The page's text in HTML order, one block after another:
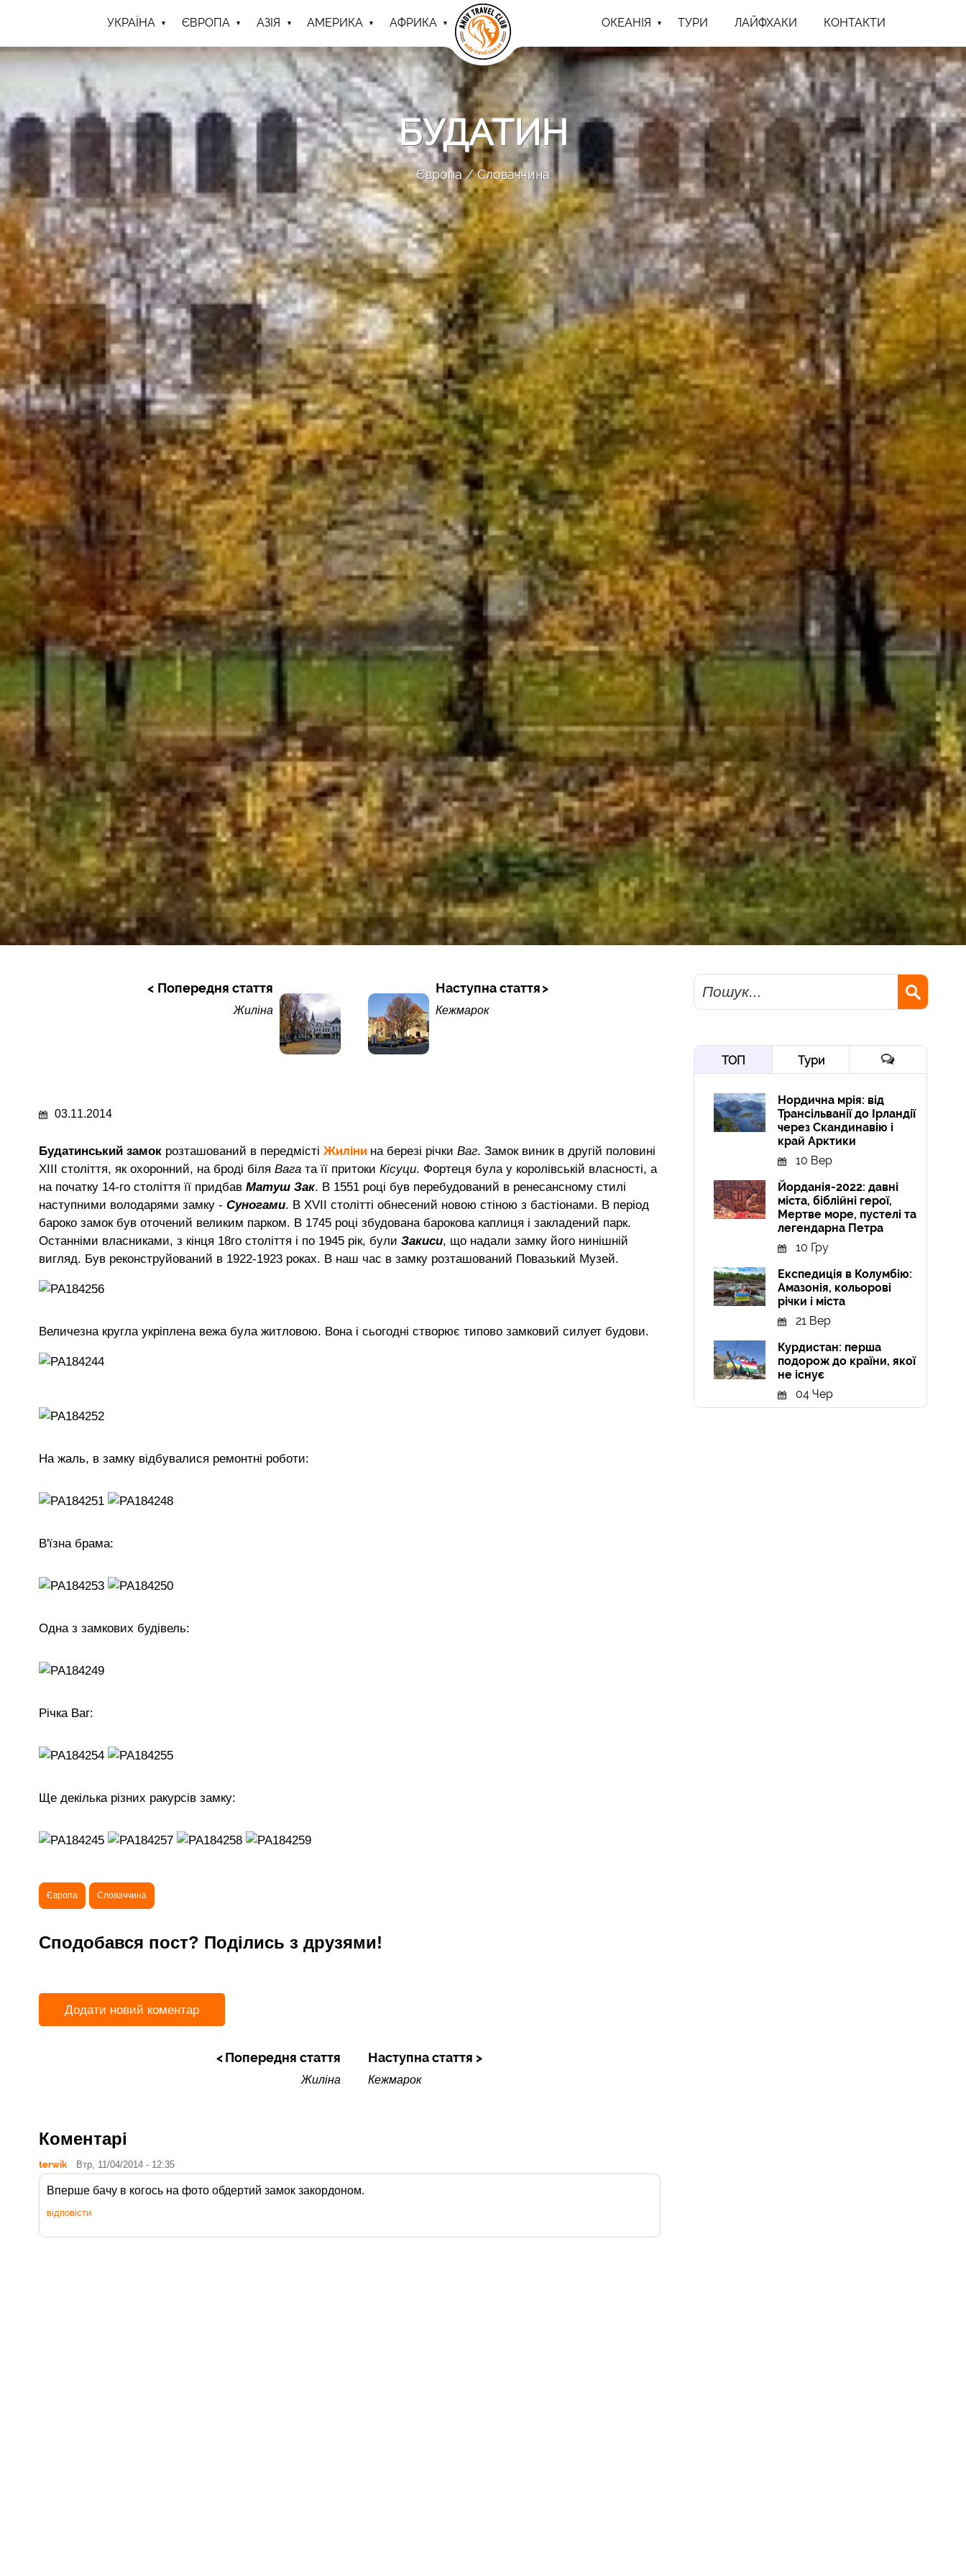
УКРАЇНА ЄВРОПА АЗІЯ АМЕРИКА АФРИКА ОКЕАНІЯ ТУРИ ЛАЙФХАКИ КОНТАКТИ
БУДАТИН
Європа Словаччина
Попередня стаття
Жиліна
Наступна стаття
Кежмарок
03.11.2014
Будатинський замок розташований в передмісті Жиліни на березі річки Ваг. Замок виник в другій половині
XIII століття, як охоронний, на броді біля Вага та її притоки Кісуци. Фортеця була у королівській власності, а
на початку 14-го століття її придбав Матуш Зак. В 1551 році був перебудований в ренесансному стилі
наступними володарями замку - Суногами. В XVII столітті обнесений новою стіною з бастіонами. В період
бароко замок був оточений великим парком. В 1745 році збудована барокова каплиця і закладений парк.
Останніми власниками, з кінця 18го століття і по 1945 рік, були Закиси, що надали замку його нинішній
вигляд. Був реконструйований в 1922-1923 роках. В наш час в замку розташований Повазький Музей.
Величезна кругла укріплена вежа була житловою. Вона і сьогодні створює типово замковий силует будови.
На жаль, в замку відбувалися ремонтні роботи:
В'їзна брама:
Одна з замкових будівель:
Річка Ваг:
Ще декілька різних ракурсів замку:
Європа Словаччина
Сподобався пост? Поділись з друзями!
Додати новий коментар
Попередня стаття
Жиліна
Наступна стаття
Кежмарок
Коментарі
terwik Втр, 11/04/2014 - 12:35
Вперше бачу в когось на фото обдертий замок закордоном.
відповісти
Пошук
ТОП Тури
Нордична мрія: від
Трансільванії до Ірландії
через Скандинавію і
край Арктики
10 Вер
Йорданія-2022: давні
міста, біблійні герої,
Мертве море, пустелі та
легендарна Петра
10 Гру
Експедиція в Колумбію:
Амазонія, кольорові
річки і міста
21 Вер
Курдистан: перша
подорож до країни, якої
не існує
04 Чер